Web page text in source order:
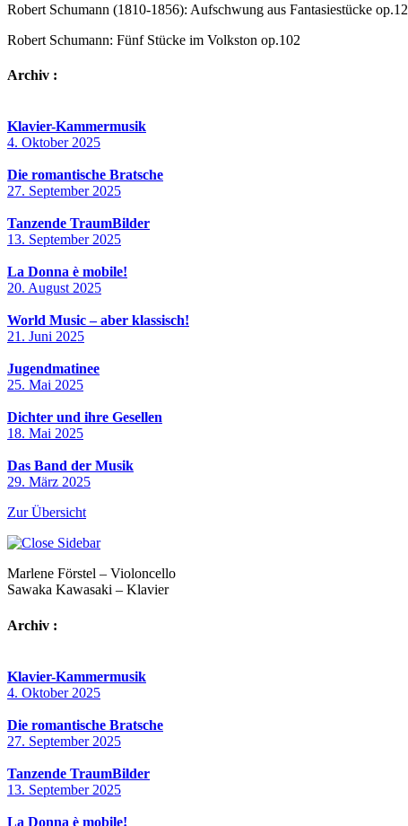
Robert Schumann (1810-1856): Aufschwung aus Fantasiestücke op.12
Robert Schumann: Fünf Stücke im Volkston op.102
Archiv :
Klavier-Kammermusik
4. Oktober 2025
Die romantische Bratsche
27. September 2025
Tanzende TraumBilder
13. September 2025
La Donna è mobile!
20. August 2025
World Music – aber klassisch!
21. Juni 2025
Jugendmatinee
25. Mai 2025
Dichter und ihre Gesellen
18. Mai 2025
Das Band der Musik
29. März 2025
Zur Übersicht
Marlene Förstel – Violoncello
Sawaka Kawasaki – Klavier
Archiv :
Klavier-Kammermusik
4. Oktober 2025
Die romantische Bratsche
27. September 2025
Tanzende TraumBilder
13. September 2025
La Donna è mobile!